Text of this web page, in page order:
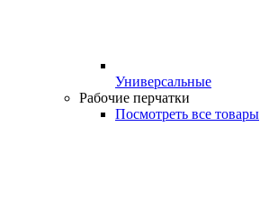
Универсальные
Рабочие перчатки
Посмотреть все товары